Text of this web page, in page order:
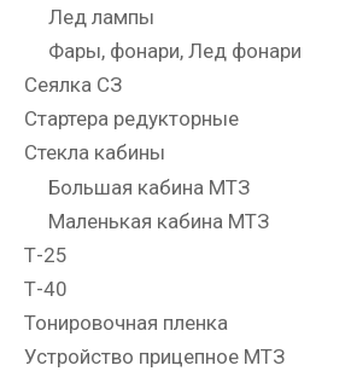
Лед лампы
Фары, фонари, Лед фонари
Сеялка СЗ
Стартера редукторные
Стекла кабины
Большая кабина МТЗ
Маленькая кабина МТЗ
Т-25
Т-40
Тонировочная пленка
Устройство прицепное МТЗ